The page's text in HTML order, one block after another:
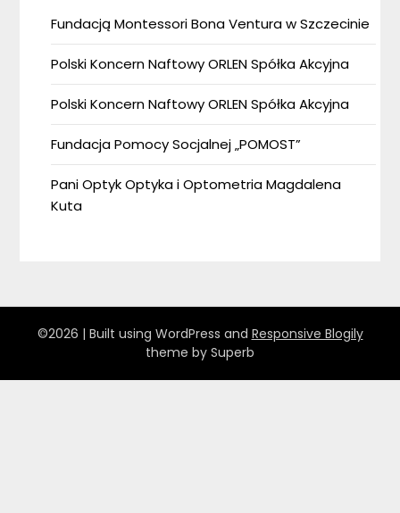
Fundacją Montessori Bona Ventura w Szczecinie
Polski Koncern Naftowy ORLEN Spółka Akcyjna
Polski Koncern Naftowy ORLEN Spółka Akcyjna
Fundacja Pomocy Socjalnej „POMOST”
Pani Optyk Optyka i Optometria Magdalena
Kuta
©2026 | Built using WordPress and Responsive Blogily
theme by Superb